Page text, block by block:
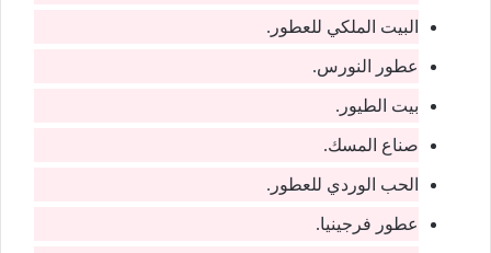
البيت الملكي للعطور.
عطور النورس.
بيت الطيور.
صناع المسك.
الحب الوردي للعطور.
عطور فرجينيا.